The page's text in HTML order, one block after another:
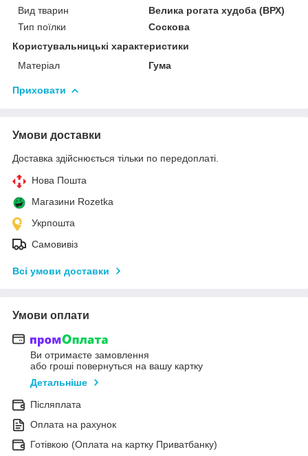
Вид тварин
Велика рогата худоба (ВРХ)
Тип поїлки
Соскова
Користувальницькі характеристики
Матеріал
Гума
Приховати
Умови доставки
Доставка здійснюється тільки по передоплаті.
Нова Пошта
Магазини Rozetka
Укрпошта
Самовивіз
Всі умови доставки
Умови оплати
Ви отримаєте замовлення
або гроші повернуться на вашу картку
Детальніше
Післяплата
Оплата на рахунок
Готівкою (Оплата на картку Приватбанку)